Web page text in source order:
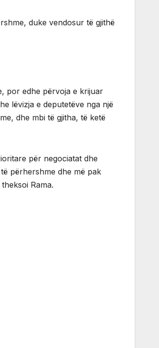
duke vendosur të gjithë
por edhe përvoja e krijuar
lëvizja e deputetëve nga një
dhe mbi të gjitha, të ketë
për negociatat dhe
përhershme dhe më pak
Rama.